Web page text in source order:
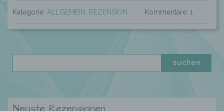
Kategorie: ALLGEMEIN REZENSION Kommentare: 1